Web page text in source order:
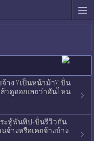
าง \'เป็นหน้าม้า\' ปั่น
วดูออกเลยว่าอันไหน
ระทู้พันทิป-ปั่นรีวิวกัน
จ้างหรือเคยจ้างบ้าง